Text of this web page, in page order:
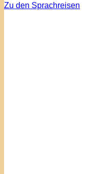
Zu den Sprachreisen